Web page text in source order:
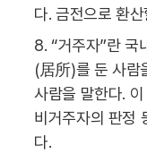
다. 금전으로 환
8. “거주자”란 국
(居所)를 둔 사람
사람을 말한다.
비거주자의 판정
다.